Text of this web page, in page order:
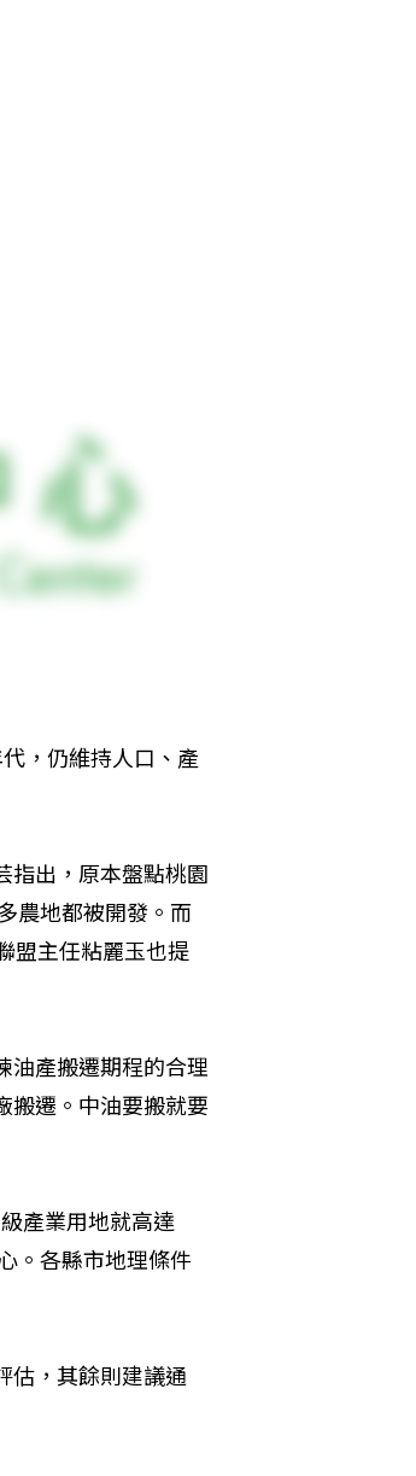
，仍維持人口、產
指出，原本盤點桃園
農地都被開發。而
盟主任粘麗玉也提
油產搬遷期程的合理
搬遷。中油要搬就要
產業用地就高達
。各縣市地理條件
估，其餘則建議通